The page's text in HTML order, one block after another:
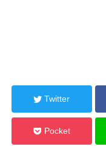
Twitter
Pocket